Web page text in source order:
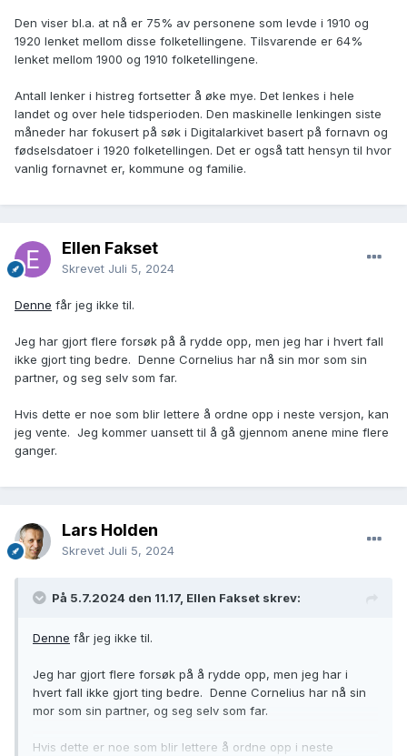
Den viser bl.a. at nå er 75% av personene som levde i 1910 og
1920 lenket mellom disse folketellingene. Tilsvarende er 64%
lenket mellom 1900 og 1910 folketellingene.
Antall lenker i histreg fortsetter å øke mye. Det lenkes i hele
landet og over hele tidsperioden. Den maskinelle lenkingen siste
måneder har fokusert på søk i Digitalarkivet basert på fornavn og
fødselsdatoer i 1920 folketellingen. Det er også tatt hensyn til hvor
vanlig fornavnet er, kommune og familie.
Ellen Fakset
Skrevet Juli 5, 2024
Denne får jeg ikke til.
Jeg har gjort flere forsøk på å rydde opp, men jeg har i hvert fall
ikke gjort ting bedre. Denne Cornelius har nå sin mor som sin
partner, og seg selv som far.
Hvis dette er noe som blir lettere å ordne opp i neste versjon, kan
jeg vente. Jeg kommer uansett til å gå gjennom anene mine flere
ganger.
Lars Holden
Skrevet Juli 5, 2024
På 5.7.2024 den 11.17, Ellen Fakset skrev:
Denne får jeg ikke til.
Jeg har gjort flere forsøk på å rydde opp, men jeg har i
hvert fall ikke gjort ting bedre. Denne Cornelius har nå sin
mor som sin partner, og seg selv som far.
Hvis dette er noe som blir lettere å ordne opp i neste